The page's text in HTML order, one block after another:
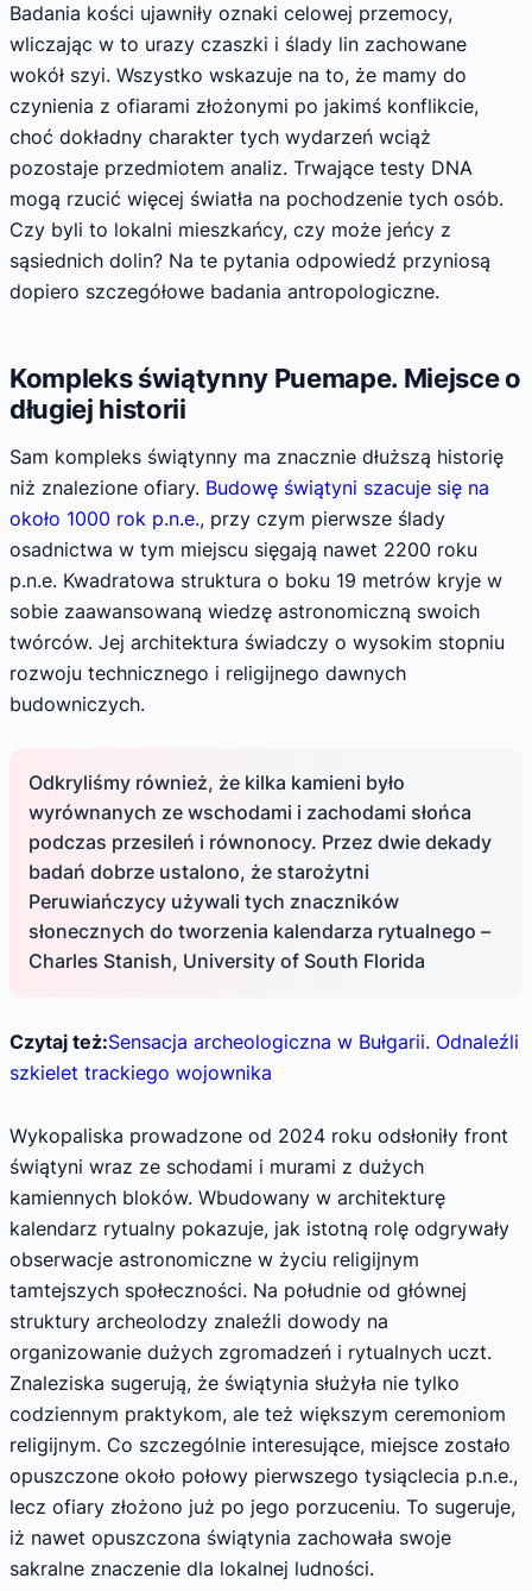
Badania kości ujawniły oznaki celowej przemocy,
wliczając w to urazy czaszki i ślady lin zachowane
wokół szyi. Wszystko wskazuje na to, że mamy do
czynienia z ofiarami złożonymi po jakimś konflikcie,
choć dokładny charakter tych wydarzeń wciąż
pozostaje przedmiotem analiz. Trwające testy DNA
mogą rzucić więcej światła na pochodzenie tych osób.
Czy byli to lokalni mieszkańcy, czy może jeńcy z
sąsiednich dolin? Na te pytania odpowiedź przyniosą
dopiero szczegółowe badania antropologiczne.
Kompleks świątynny Puemape. Miejsce o
długiej historii
Sam kompleks świątynny ma znacznie dłuższą historię
niż znalezione ofiary. Budowę świątyni szacuje się na
około 1000 rok p.n.e., przy czym pierwsze ślady
osadnictwa w tym miejscu sięgają nawet 2200 roku
p.n.e. Kwadratowa struktura o boku 19 metrów kryje w
sobie zaawansowaną wiedzę astronomiczną swoich
twórców. Jej architektura świadczy o wysokim stopniu
rozwoju technicznego i religijnego dawnych
budowniczych.
Odkryliśmy również, że kilka kamieni było
wyrównanych ze wschodami i zachodami słońca
podczas przesileń i równonocy. Przez dwie dekady
badań dobrze ustalono, że starożytni
Peruwiańczycy używali tych znaczników
słonecznych do tworzenia kalendarza rytualnego –
Charles Stanish, University of South Florida
Czytaj też:Sensacja archeologiczna w Bułgarii. Odnaleźli
szkielet trackiego wojownika
Wykopaliska prowadzone od 2024 roku odsłoniły front
świątyni wraz ze schodami i murami z dużych
kamiennych bloków. Wbudowany w architekturę
kalendarz rytualny pokazuje, jak istotną rolę odgrywały
obserwacje astronomiczne w życiu religijnym
tamtejszych społeczności. Na południe od głównej
struktury archeolodzy znaleźli dowody na
organizowanie dużych zgromadzeń i rytualnych uczt.
Znaleziska sugerują, że świątynia służyła nie tylko
codziennym praktykom, ale też większym ceremoniom
religijnym. Co szczególnie interesujące, miejsce zostało
opuszczone około połowy pierwszego tysiąclecia p.n.e.,
lecz ofiary złożono już po jego porzuceniu. To sugeruje,
iż nawet opuszczona świątynia zachowała swoje
sakralne znaczenie dla lokalnej ludności.